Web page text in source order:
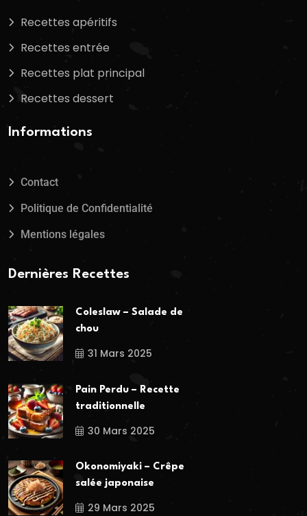
Recettes apéritifs
Recettes entrée
Recettes plat principal
Recettes dessert
Informations
Contact
Politique de Confidentialité
Mentions légales
Dernières Recettes
Coleslaw – Salade de
chou
31 Mars 2025
Pain Perdu – Recette
traditionnelle
30 Mars 2025
Okonomiyaki – Crêpe
salée japonaise
29 Mars 2025